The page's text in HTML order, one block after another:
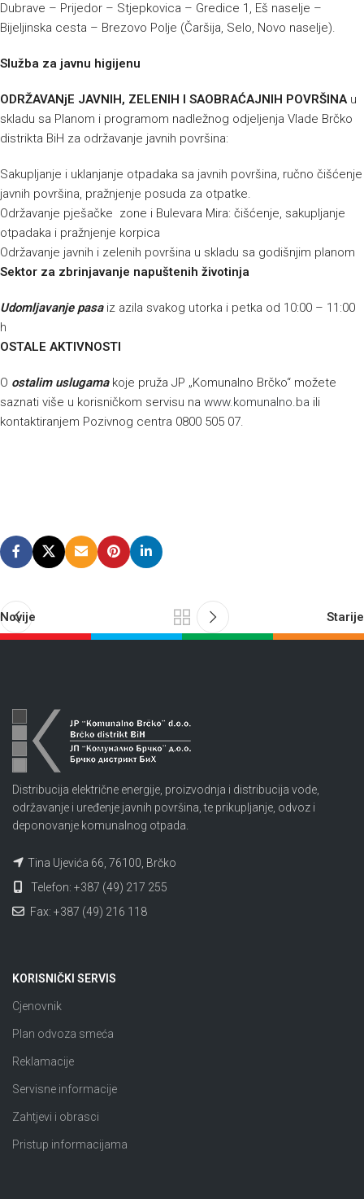
Dubrave – Prijedor – Stjepkovica – Gredice 1, Eš naselje –
Bijeljinska cesta – Brezovo Polje (Čaršija, Selo, Novo naselje).
Služba za javnu higijenu
ODRŽAVANjE JAVNIH, ZELENIH I SAOBRAĆAJNIH POVRŠINAu
skladu sa Planom i programom nadležnog odjeljenja Vlade Brčko
distrikta BiH za održavanje javnih površina:
Sakupljanje i uklanjanje otpadaka sa javnih površina, ručno čišćenje
javnih površina, pražnjenje posuda za otpatke.
Održavanje pješačke zone i Bulevara Mira: čišćenje, sakupljanje
otpadaka i pražnjenje korpica
Održavanje javnih i zelenih površina u skladu sa godišnjim planom
Sektor za zbrinjavanje napuštenih životinja
Udomljavanje pasaiz azila svakog utorka i petka od 10:00 – 11:00
h
OSTALE AKTIVNOSTI
O ostalim uslugamakoje pruža JP „Komunalno Brčko“ možete
saznati više u korisničkom servisu na www.komunalno.ba ili
kontaktiranjem Pozivnog centra 0800 505 07.
Novije Starije
Distribucija električne energije, proizvodnja i distribucija vode,
održavanje i uređenje javnih površina, te prikupljanje, odvoz i
deponovanje komunalnog otpada.
Tina Ujevića 66, 76100, Brčko
Telefon: +387 (49) 217 255
Fax: +387 (49) 216 118
KORISNIČKI SERVIS
Cjenovnik
Plan odvoza smeća
Reklamacije
Servisne informacije
Zahtjevi i obrasci
Pristup informacijama